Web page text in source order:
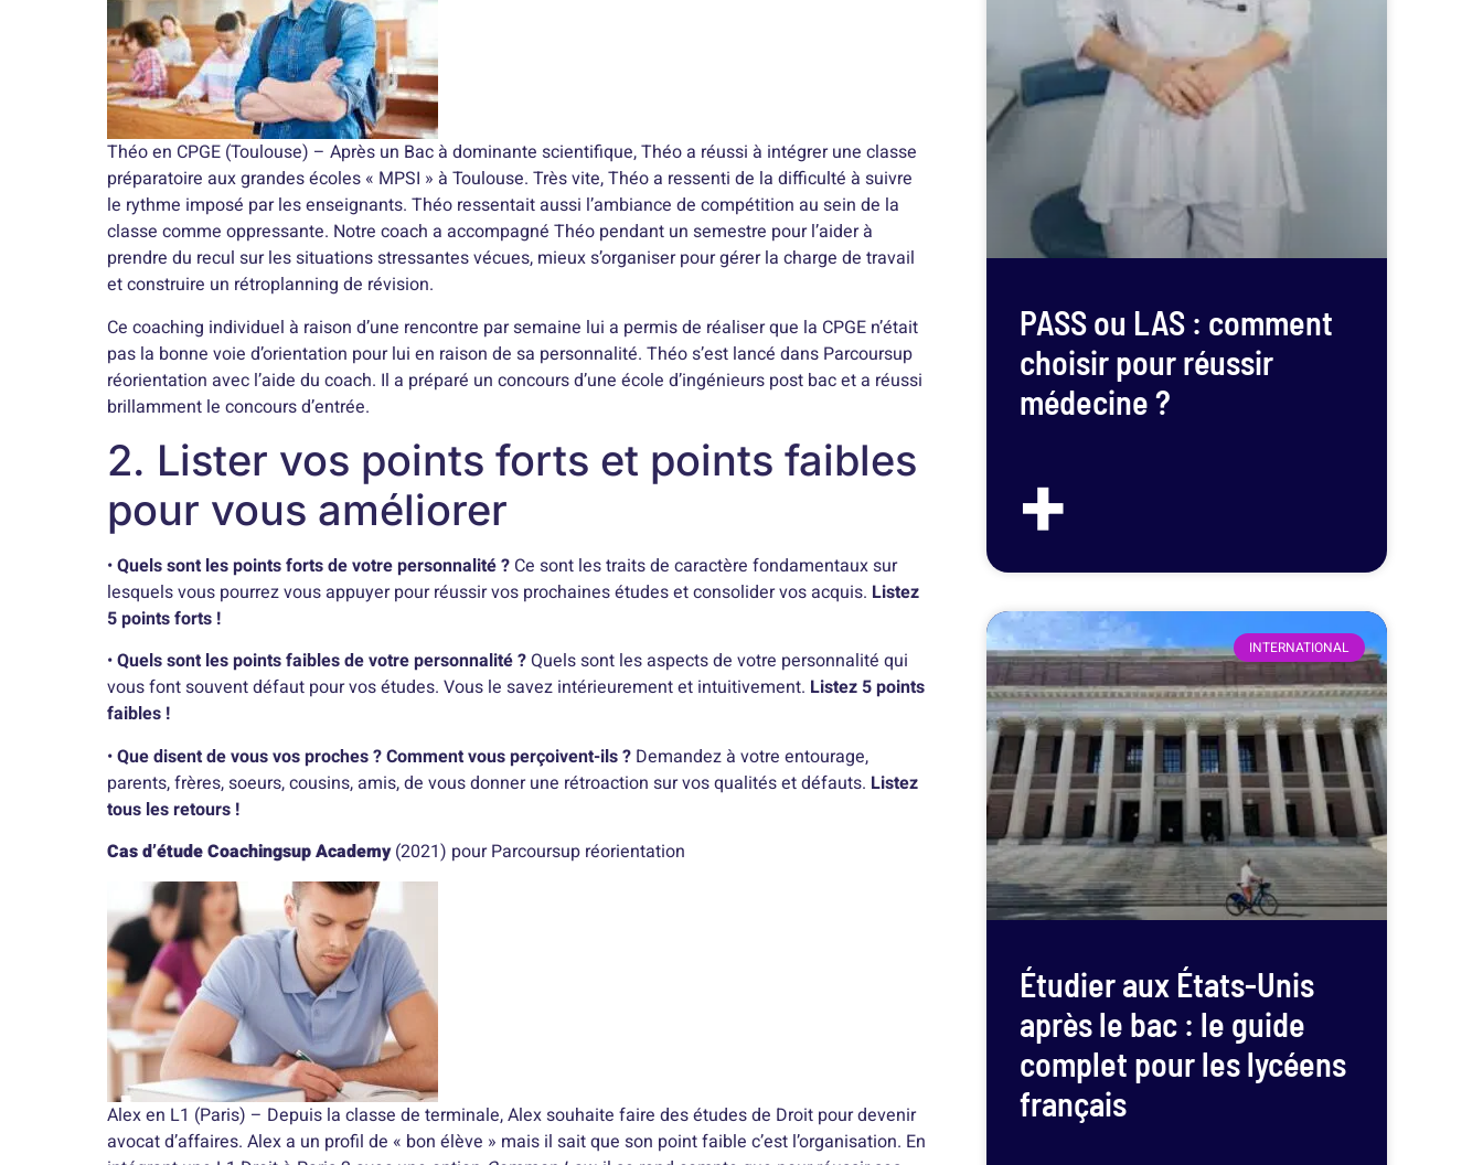
Théo en CPGE (Toulouse) – Après un Bac à dominante scientifique, Théo a réussi à intégrer une classe
préparatoire aux grandes écoles « MPSI » à Toulouse. Très vite, Théo a ressenti de la difficulté à suivre
le rythme imposé par les enseignants. Théo ressentait aussi l’ambiance de compétition au sein de la
classe comme oppressante. Notre coach a accompagné Théo pendant un semestre pour l’aider à
prendre du recul sur les situations stressantes vécues, mieux s’organiser pour gérer la charge de travail
et construire un rétroplanning de révision.
Ce coaching individuel à raison d’une rencontre par semaine lui a permis de réaliser que la CPGE n’était
pas la bonne voie d’orientation pour lui en raison de sa personnalité. Théo s’est lancé dans Parcoursup
réorientation avec l’aide du coach. Il a préparé un concours d’une école d’ingénieurs post bac et a réussi
brillamment le concours d’entrée.
2. Lister vos points forts et points faibles
pour vous améliorer
•Quels sont les points forts de votre personnalité ? Ce sont les traits de caractère fondamentaux sur
lesquels vous pourrez vous appuyer pour réussir vos prochaines études et consolider vos acquis. Listez
5 points forts !
•Quels sont les points faibles de votre personnalité ?Quels sont les aspects de votre personnalité qui
vous font souvent défaut pour vos études. Vous le savez intérieurement et intuitivement. Listez 5 points
faibles !
•Que disent de vous vos proches ? Comment vous perçoivent-ils ? Demandez à votre entourage,
parents, frères, soeurs, cousins, amis, de vous donner une rétroaction sur vos qualités et défauts. Listez
tous les retours !
Cas d’étude Coachingsup Academy (2021) pour Parcoursup réorientation
Alex en L1 (Paris) – Depuis la classe de terminale, Alex souhaite faire des études de Droit pour devenir
avocat d’affaires. Alex a un profil de « bon élève » mais il sait que son point faible c’est l’organisation. En
PASS ou LAS : comment
choisir pour réussir
médecine ?
+
INTERNATIONAL
Étudier aux États-Unis
après le bac : le guide
complet pour les lycéens
français